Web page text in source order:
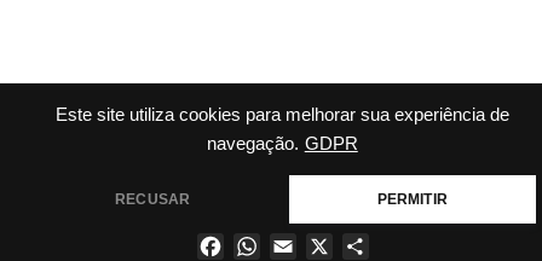
Este site utiliza cookies para melhorar sua experiência de
navegação. GDPR
RECUSAR PERMITIR
FacebookWhatsApp
Email